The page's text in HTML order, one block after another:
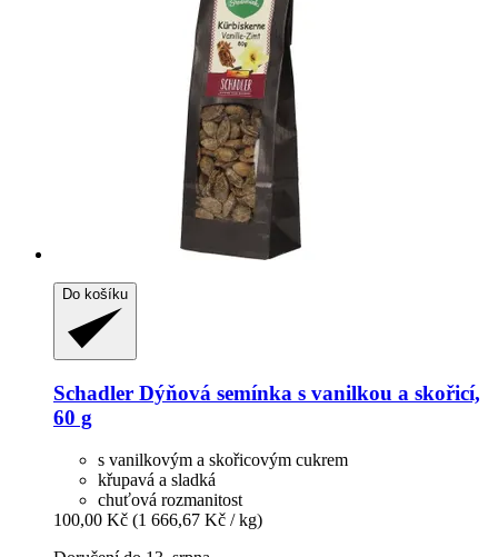
Do košíku
Schadler Dýňová semínka s vanilkou a skořicí,
60 g
s vanilkovým a skořicovým cukrem
křupavá a sladká
chuťová rozmanitost
100,00 Kč (1 666,67 Kč / kg)